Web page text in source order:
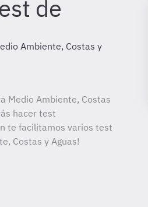
de
Ambiente, Costas y
Medio Ambiente, Costas
hacer test
te facilitamos varios test
Costas y Aguas!